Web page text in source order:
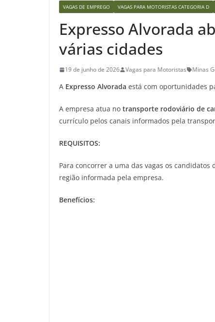
VAGAS DE EMPREGO VAGAS PARA MOTORISTAS CATEGORIA D
Expresso Alvorada
várias cidades
19 de junho de 2026 Vagas para Motoristas Minas
A Expresso Alvorada está com oportunidades
A empresa atua no transporte rodoviário de
currículo pelos canais informados pela
REQUISITOS:
Para concorrer a uma das vagas os
região informada pela empresa.
Benefícios: